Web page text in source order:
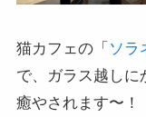
猫カフェの「 ソラ
で、ガラス越しに
癒やされます〜！